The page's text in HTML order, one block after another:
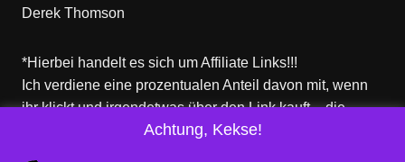
Derek Thomson
*Hierbei handelt es sich um Affiliate Links!!!
Ich verdiene eine prozentualen Anteil davon mit, wenn
ihr klickt und irgendetwas über den Link kauft – die
Produkte dort sind aber nicht von mir!
Achtung, Kekse!